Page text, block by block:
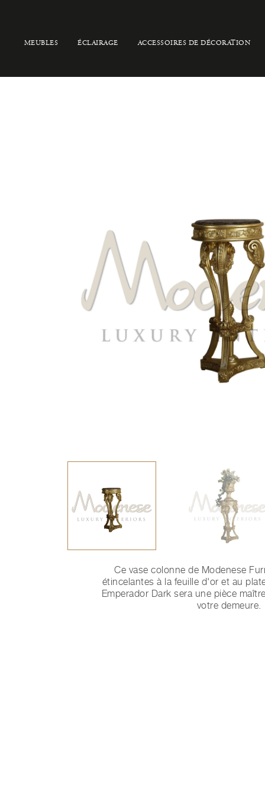
MEUBLES ÉCLAIRAGE ACCESSOIRES DE DÉCORATION
Ce vase colonne de Modenese
étincelantes à la feuille d'or et au
Emperador Dark sera une pièce
votre demeure.